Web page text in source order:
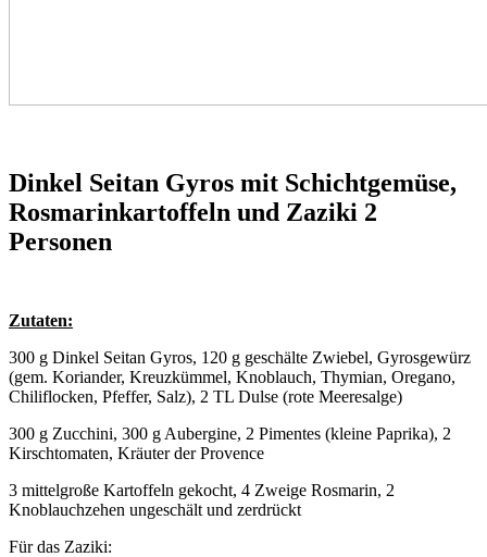
Dinkel Seitan Gyros mit Schichtgemüse,
Rosmarinkartoffeln und Zaziki 2
Personen
Zutaten:
300 g Dinkel Seitan Gyros, 120 g geschälte Zwiebel, Gyrosgewürz
(gem. Koriander, Kreuzkümmel, Knoblauch, Thymian, Oregano,
Chiliflocken, Pfeffer, Salz), 2 TL Dulse (rote Meeresalge)
300 g Zucchini, 300 g Aubergine, 2 Pimentes (kleine Paprika), 2
Kirschtomaten, Kräuter der Provence
3 mittelgroße Kartoffeln gekocht, 4 Zweige Rosmarin, 2
Knoblauchzehen ungeschält und zerdrückt
Für das Zaziki: